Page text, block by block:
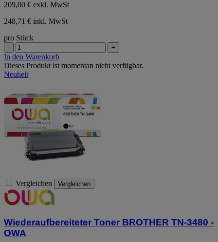
209,00 € exkl. MwSt
248,71 € inkl. MwSt
pro Stück
- +
In den Warenkorb
Dieses Produkt ist momentan nicht verfügbar.
Neuheit
Vergleichen Vergleichen
Wiederaufbereiteter Toner BROTHER TN-3480 -
OWA